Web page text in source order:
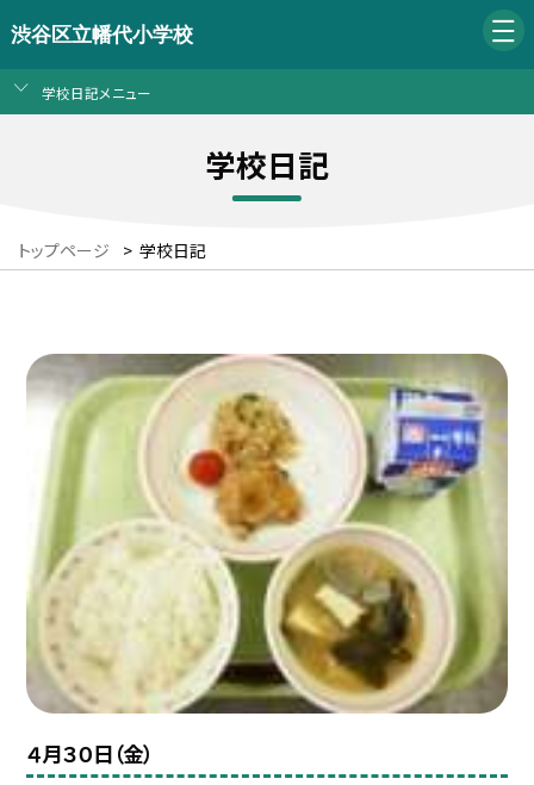
渋谷区立幡代小学校
学校日記メニュー
学校日記
トップページ > 学校日記
４月３０日（金）